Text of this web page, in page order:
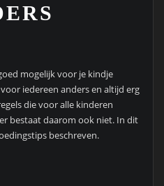
mogelijk voor je kindje
iedereen anders en altijd erg
die voor alle kinderen
bestaat daarom ook niet. In dit
beschreven.